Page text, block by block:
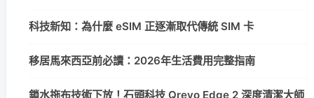
科技新知：為什麼 eSIM 正逐漸取代傳統 SIM 卡
移居馬來西亞前必讀：2026年生活費用完整指南
鎖水拖布技術下放！石頭科技 Qrevo Edge 2 深度清潔大師